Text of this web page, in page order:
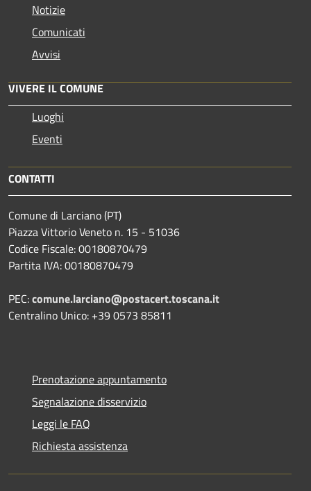
Notizie
Comunicati
Avvisi
VIVERE IL COMUNE
Luoghi
Eventi
CONTATTI
Comune di Larciano (PT)
Piazza Vittorio Veneto n. 15 - 51036
Codice Fiscale: 00180870479
Partita IVA: 00180870479
PEC:comune.larciano@postacert.toscana.it
Centralino Unico: +39 0573 85811
Prenotazione appuntamento
Segnalazione disservizio
Leggi le FAQ
Richiesta assistenza